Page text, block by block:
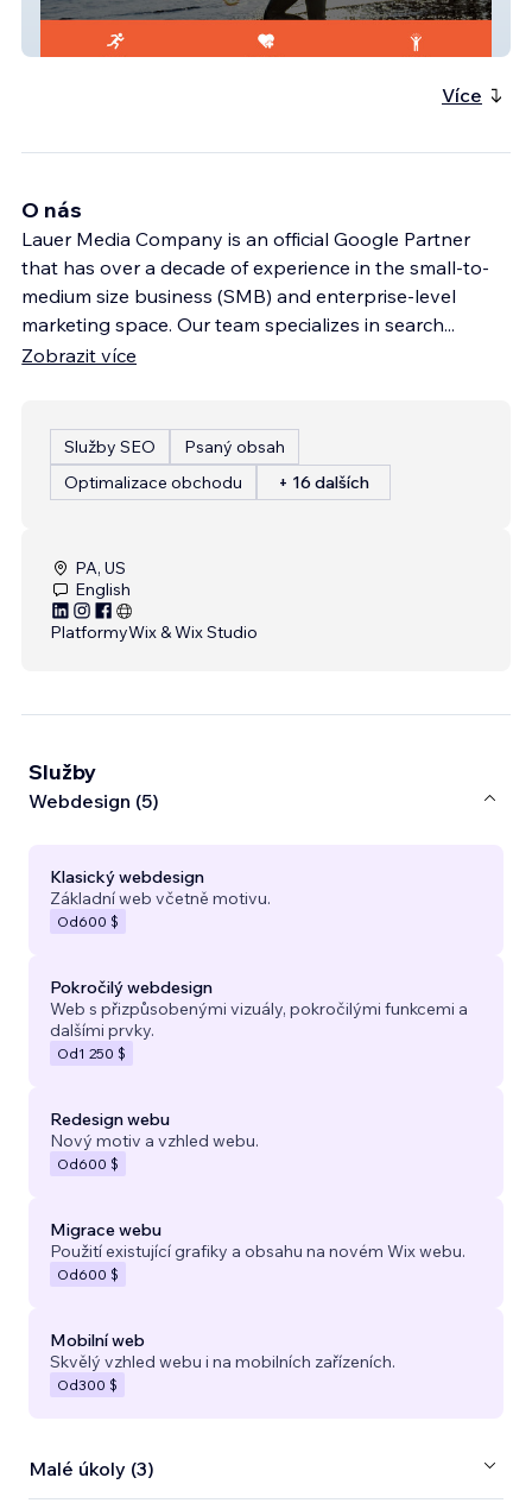
Více
O nás
Lauer Media Company is an official Google Partner
that has over a decade of experience in the small-to-
medium size business (SMB) and enterprise-level
marketing space. Our team specializes in search...
Zobrazit více
Služby SEO
Psaný obsah
Optimalizace obchodu
+ 16 dalších
PA, US
English
PlatformyWix & Wix Studio
Služby
Webdesign (5)
Klasický webdesign
Základní web včetně motivu.
Od600 $
Pokročilý webdesign
Web s přizpůsobenými vizuály, pokročilými funkcemi a
dalšími prvky.
Od1 250 $
Redesign webu
Nový motiv a vzhled webu.
Od600 $
Migrace webu
Použití existující grafiky a obsahu na novém Wix webu.
Od600 $
Mobilní web
Skvělý vzhled webu i na mobilních zařízeních.
Od300 $
Malé úkoly (3)